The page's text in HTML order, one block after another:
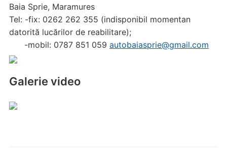
Baia Sprie, Maramures
Tel: -fix: 0262 262 355 (indisponibil momentan
datorită lucărilor de reabilitare);
-mobil: 0787 851 059 autobaiasprie@gmail.com
Galerie video